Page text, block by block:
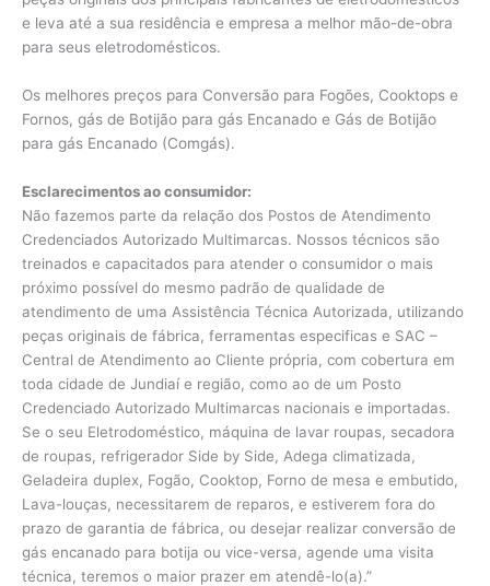
e leva até a sua residência e empresa a melhor mão-de-obra
para seus eletrodomésticos.
Os melhores preços para Conversão para Fogões, Cooktops e
Fornos, gás de Botijão para gás Encanado e Gás de Botijão
para gás Encanado (Comgás).
Esclarecimentos ao consumidor:
Não fazemos parte da relação dos Postos de Atendimento
Credenciados Autorizado Multimarcas. Nossos técnicos são
treinados e capacitados para atender o consumidor o mais
próximo possível do mesmo padrão de qualidade de
atendimento de uma Assistência Técnica Autorizada, utilizando
peças originais de fábrica, ferramentas especificas e SAC –
Central de Atendimento ao Cliente própria, com cobertura em
toda cidade de Jundiaí e região, como ao de um Posto
Credenciado Autorizado Multimarcas nacionais e importadas.
Se o seu Eletrodoméstico, máquina de lavar roupas, secadora
de roupas, refrigerador Side by Side, Adega climatizada,
Geladeira duplex, Fogão, Cooktop, Forno de mesa e embutido,
Lava-louças, necessitarem de reparos, e estiverem fora do
prazo de garantia de fábrica, ou desejar realizar conversão de
gás encanado para botija ou vice-versa, agende uma visita
técnica, teremos o maior prazer em atendê-lo(a).”